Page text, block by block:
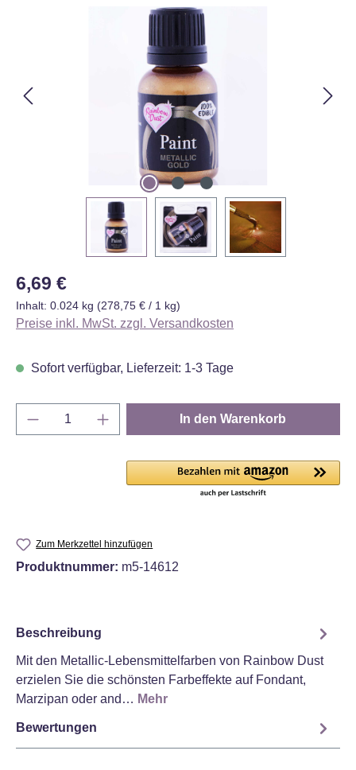
Regulärer Preis:
6,69 €
Inhalt: 0.024 kg (278,75 € / 1 kg)
Preise inkl. MwSt. zzgl. Versandkosten
Sofort verfügbar, Lieferzeit: 1-3 Tage
Produkt Anzahl: Gib den gewünschten
In den Warenkorb
Zum Merkzettel hinzufügen
Produktnummer: m5-14612
Beschreibung
Mit den Metallic-Lebensmittelfarben von Rainbow Dust
erzielen Sie die schönsten Farbeffekte auf Fondant,
Marzipan oder and… Mehr
Bewertungen